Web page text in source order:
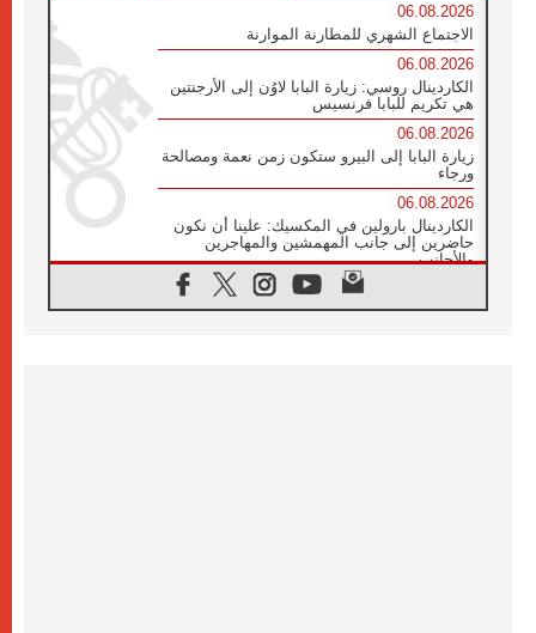
06.08.2026
الاجتماع الشهري للمطارنة الموارنة
06.08.2026
الكاردينال روسي: زيارة البابا لاوُن إلى الأرجنتين
هي تكريم للبابا فرنسيس
06.08.2026
زيارة البابا إلى البيرو ستكون زمن نعمة ومصالحة
ورجاء
06.08.2026
الكاردينال بارولين في المكسيك: علينا أن نكون
حاضرين إلى جانب المهمشين والمهاجرين
والأجانب
البابا لاوُن الرابع عشر للشباب في أسيزي: